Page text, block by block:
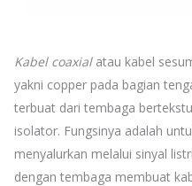
Kabel coaxialatau kabel
yakni copper pada bagian
terbuat dari tembaga
isolator. Fungsinya adalah
menyalurkan melalui sinyal
dengan tembaga membuat